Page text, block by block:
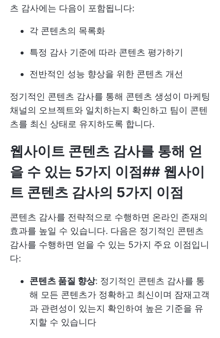
츠 감사에는 다음이 포함됩니다:
각 콘텐츠의 목록화
특정 감사 기준에 따라 콘텐츠 평가하기
전반적인 성능 향상을 위한 콘텐츠 개선
정기적인 콘텐츠 감사를 통해 콘텐츠 생성이 마케팅
채널의 오브젝트와 일치하는지 확인하고 팀이 콘텐
츠를 최신 상태로 유지하도록 합니다.
웹사이트 콘텐츠 감사를 통해 얻
을 수 있는 5가지 이점## 웹사이
트 콘텐츠 감사의 5가지 이점
콘텐츠 감사를 전략적으로 수행하면 온라인 존재의
효과를 높일 수 있습니다. 다음은 정기적인 콘텐츠
감사를 수행하면 얻을 수 있는 5가지 주요 이점입니
다:
콘텐츠 품질 향상: 정기적인 콘텐츠 감사를 통
해 모든 콘텐츠가 정확하고 최신이며 잠재고객
과 관련성이 있는지 확인하여 높은 기준을 유
지할 수 있습니다